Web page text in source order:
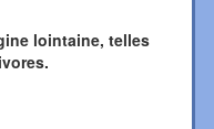
lointaine, telles